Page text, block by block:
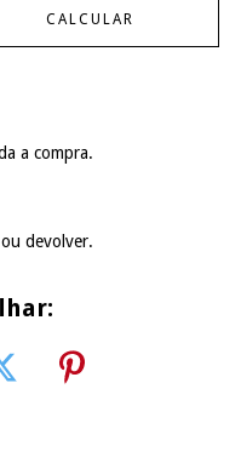
CALCULAR
a compra.
devolver.